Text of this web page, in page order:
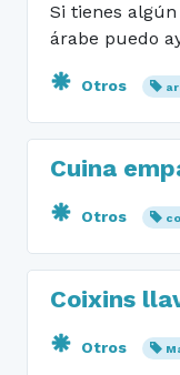
Si tienes
árabe puedo
Otros
Cuina
Otros
Coixins
Otros